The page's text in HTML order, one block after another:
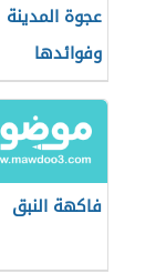
عجوة المدينة
وفوائدها
فاكهة النبق